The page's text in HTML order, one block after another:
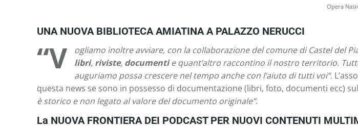
Opera
UNA NUOVA BIBLIOTECA AMIATINA A PALAZZO NERUCCI
“V
ogliamo inoltre avviare, con la collaborazione del comune di Castel del
libri, riviste, documentie quant’altro raccontino il nostro territorio.
auguriamo possa crescere nel tempo anche con l’aiuto di tutti voi”.
questa news se sono in possesso di documentazione (libri, foto, documenti ecc)
è storico e non legato al valore del documento originale”.
La NUOVA FRONTIERA DEI PODCAST PER NUOVI CONTENUTI